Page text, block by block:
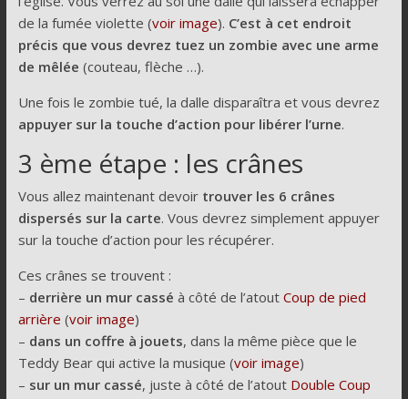
de la fumée violette (voir image). C’est à cet endroit
précis que vous devrez tuez un zombie avec une arme
de mêlée (couteau, flèche …).
Une fois le zombie tué, la dalle disparaîtra et vous devrez
appuyer sur la touche d’action pour libérer l’urne.
3 ème étape : les crânes
Vous allez maintenant devoir trouver les 6 crânes
dispersés sur la carte. Vous devrez simplement appuyer
sur la touche d’action pour les récupérer.
Ces crânes se trouvent :
– derrière un mur cassé à côté de l’atout Coup de pied
arrière (voir image)
– dans un coffre à jouets, dans la même pièce que le
Teddy Bear qui active la musique (voir image)
– sur un mur cassé, juste à côté de l’atout Double Coup